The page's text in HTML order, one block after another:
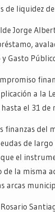
de liquidez
Jorge
Gasto
a la
el 31 de
finanzas del
de
el
la misma
arcas